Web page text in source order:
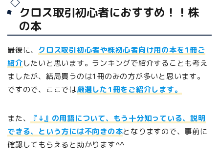
クロス取引初心者におすすめ！！株
の本
最後に、 クロス取引初心者や株初心者向け用の本を1冊ご
紹介したいと思います。ランキングで紹介することも考え
ましたが、結局買うのは1冊のみの方が多いと思います。
ですので、ここでは厳選した1冊をご紹介します。
また、
『↓』の用語について、もう十分知っている、説明
できる、という方には不向きの本となりますので、事前に
確認してもらえると助かります^^